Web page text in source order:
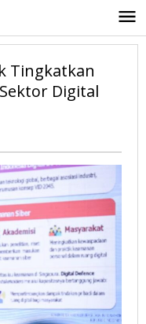
Tingkatkan
Digital